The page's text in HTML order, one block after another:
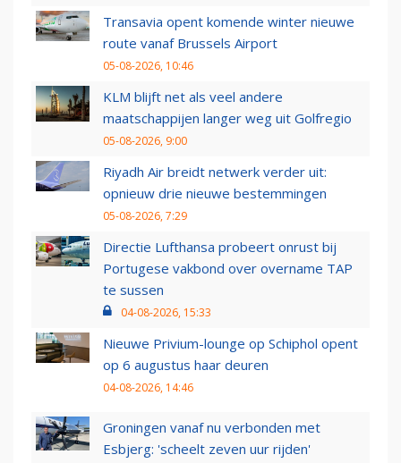
Transavia opent komende winter nieuwe
route vanaf Brussels Airport
05-08-2026, 10:46
KLM blijft net als veel andere
maatschappijen langer weg uit Golfregio
05-08-2026, 9:00
Riyadh Air breidt netwerk verder uit:
opnieuw drie nieuwe bestemmingen
05-08-2026, 7:29
Directie Lufthansa probeert onrust bij
Portugese vakbond over overname TAP
te sussen
04-08-2026, 15:33
Nieuwe Privium-lounge op Schiphol opent
op 6 augustus haar deuren
04-08-2026, 14:46
Groningen vanaf nu verbonden met
Esbjerg: 'scheelt zeven uur rijden'